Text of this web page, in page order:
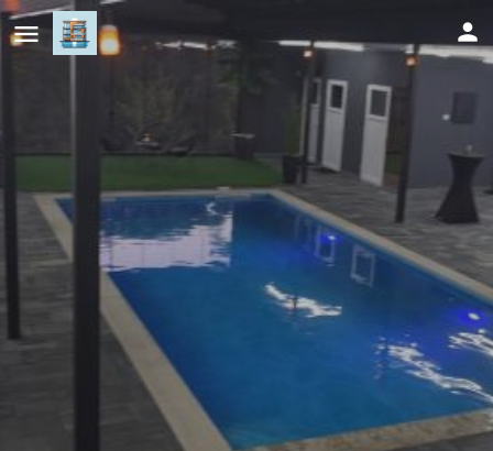
Vikendica Baracuda Tuzla